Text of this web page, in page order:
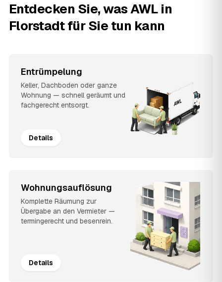
Entdecken Sie, was AWL in
Florstadt für Sie tun kann
Entrümpelung
Keller, Dachboden oder ganze
Wohnung — schnell geräumt und
fachgerecht entsorgt.
Details
Wohnungsauflösung
Komplette Räumung zur
Übergabe an den Vermieter —
termingerecht und besenrein.
Details